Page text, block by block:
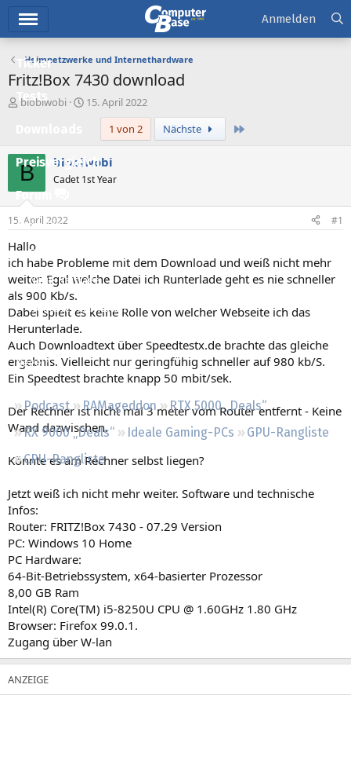
Ticker
Tests
Preisvergleich
Forum
Aktuelles
Empfohlene Inhalte
Neue Beiträge
Neueste Aktivitäten
Leserartikel
Regeln
Podcast RAMageddon
RTX 5000 „Deals“
RX 9000 „Deals“
Ideale Gaming-PCs
GPU-Rangliste
CPU-Rangliste
Anmelden
Heimnetzwerke und Internethardware
Fritz!Box 7430 download
E
e
e
blobiwobi
E
e
l
m
15. April 2022
1 von 2
Nächste
B blobiwobi
Cadet 1st Year
15. April 2022 #1
Hallo
ich habe Probleme mit dem Download und weiß nicht mehr
weiter. Egal welche Datei ich Runterlade geht es nie schneller
als 900 Kb/s.
Dabei spielt es keine Rolle von welcher Webseite ich das
Herunterlade.
Auch Downloadtext über Speedtestx.de brachte das gleiche
ergebnis. Vielleicht nur geringfühig schneller auf 980 kb/S.
Ein Speedtest brachte knapp 50 mbit/sek.
Der Rechner ist nicht mal 3 meter vom Router entfernt - Keine
Wand dazwischen.
Könnte es am Rechner selbst liegen?
Jetzt weiß ich nicht mehr weiter. Software und technische
Infos:
Router: FRITZ!Box 7430 - 07.29 Version
PC: Windows 10 Home
PC Hardware:
64-Bit-Betriebssystem, x64-basierter Prozessor
8,00 GB Ram
Intel(R) Core(TM) i5-8250U CPU @ 1.60GHz 1.80 GHz
Browser: Firefox 99.0.1.
Zugang über W-lan